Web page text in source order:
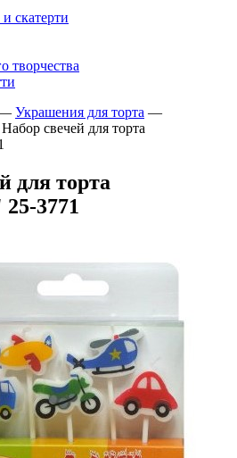
скатерти
творчества
Украшения для торта —
Набор свечей для торта
для торта
3771